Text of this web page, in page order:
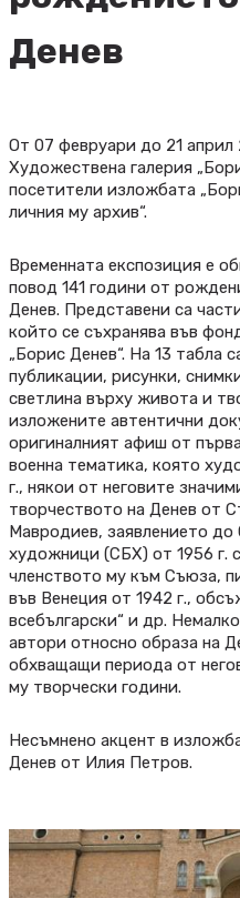
Денев
От 07 февруари до 21 април
Художествена галерия
посетители изложбата
личния му архив“.
Временната експозиция е
повод 141 години от
Денев. Представени са
който се съхранява във
„Борис Денев“. На 13 табла
публикации, рисунки,
светлина върху живота и
изложените автентични
оригиналният афиш от
военна тематика, която
г., някои от неговите
творчеството на Денев от
Мавродиев, заявлението до
художници (СБХ) от 1956 г.
членството му към Съюза,
във Венеция от 1942 г.,
всебългарски“ и др.
автори относно образа на
обхващащи периода от
му творчески години.
Несъмнено акцент в
Денев от Илия Петров.